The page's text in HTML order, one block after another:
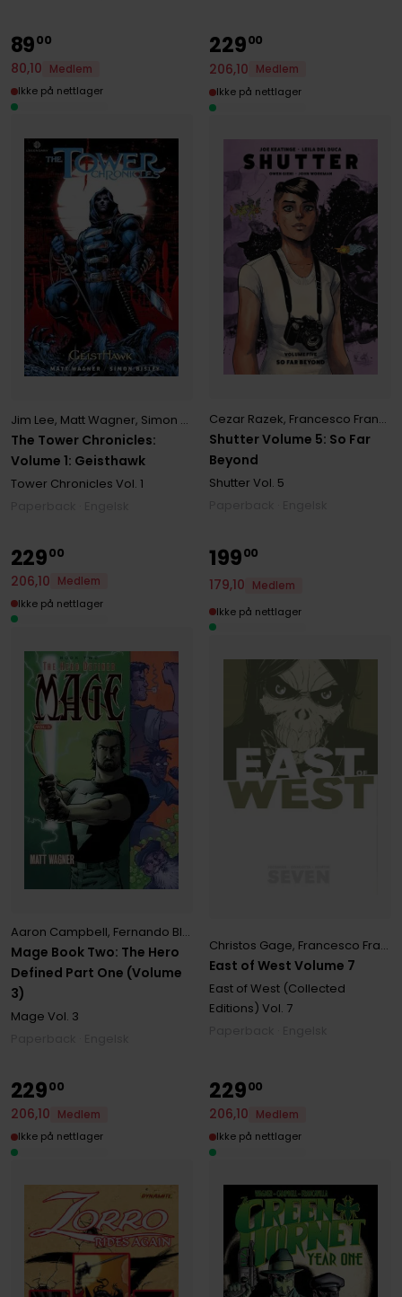
The Tower Chronicles:
Volume 1: Geisthawk
Jim Lee, Matt Wagner, Simon Bisley
Tower Chronicles Vol. 1
8900
80,10
Medlem
Ikke på nettlager
Shutter Volume 5: So Far
Beyond
Cezar Razek, Francesco Francavilla
Shutter Vol. 5
22900
206,10
Medlem
Ikke på nettlager
Mage Book Two: The Hero
Defined Part One (Volume
3)
Aaron Campbell, Fernando Blanco
Mage Vol. 3
22900
206,10
Medlem
Ikke på nettlager
East of West Volume 7
Christos Gage, Francesco Francavilla
East of West (Collected
Editions) Vol. 7
19900
179,10
Medlem
Ikke på nettlager
22900
206,10
Medlem
Ikke på nettlager
22900
206,10
Medlem
Ikke på nettlager